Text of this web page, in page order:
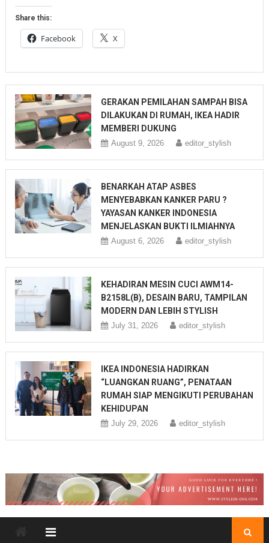
Share this:
Facebook X
GERAKAN PEMILAHAN SAMPAH BISA
DILAKUKAN DI RUMAH, IKEA HADIR
MEMBERI DUKUNG
August 9, 2026 editor_stylish
BENARKAH ATAP ASBES
MENYEBABKAN KANKER PARU ?
YAYASAN KANKER INDONESIA
MENJELASKAN BUKTI ILMIAHNYA
August 6, 2026 editor_stylish
KEHADIRAN MESIN CUCI AWM14-
B2158L(B), DESAIN BARU, TAMPILAN
MODERN DAN LEBIH STYLISH
July 31, 2026 editor_stylish
IKEA INDONESIA HADIRKAN
“LUANGKAN RUANG”, PENATAAN
RUMAH SIAP MENGIKUTI PERUBAHAN
KEHIDUPAN
July 29, 2026 editor_stylish